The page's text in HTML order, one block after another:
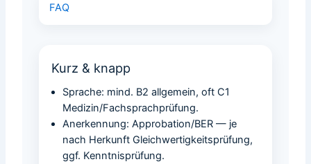
FAQ
Kurz & knapp
Sprache: mind. B2 allgemein, oft C1
Medizin/Fachsprachprüfung.
Anerkennung: Approbation/BER — je
nach Herkunft Gleichwertigkeitsprüfung,
ggf. Kenntnisprüfung.